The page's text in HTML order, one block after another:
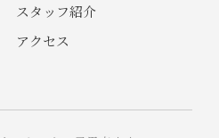
スタッフ紹介
アクセス